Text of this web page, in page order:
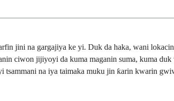
jini na gargajiya ke yi. Duk da haka, wani
ciwon jijiyoyi da kuma maganin suma, kuma
na iya taimaka muku jin ƙarin kwarin